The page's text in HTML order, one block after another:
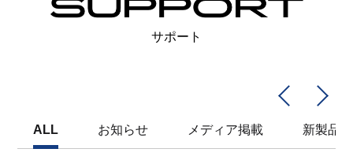
サポート
ALL お知らせ メディア掲載 新製品